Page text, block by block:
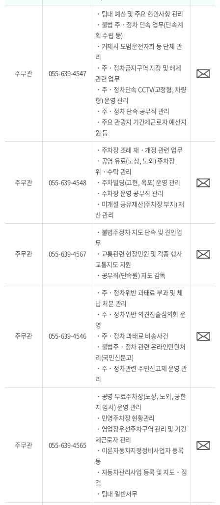
주무관 055-639-4547
・팀내 예산 및 주요 현안사항 관리
・불법 주・정차 단속 업무(단속계
획 수립 등)
・거제시 모범운전자회 등 단체 관
리
・주・정차금지구역 지정 및 해제
관련 업무
・주・정차단속 CCTV(고정형, 차량
형) 운영 관리
・주・정차 단속 공무직 관리
・주요 관광지 기간제근로자 예산지
원 등
주무관 055-639-4548
・주차장 조례 재・개정 관련 업무
・공영 유료(노상, 노외) 주차장
위・수탁 관리
・주차빌딩(고현, 옥포) 운영 관리
・주차장 운영 공무직 관리
・미개설 공유재산(주차장 부지) 재
산 관리
주무관 055-639-4567
・불법주정차 지도 단속 및 견인업
무
・교통관련 현장민원 및 각종 행사
교통지도 지원
・공무직(단속원) 지도 감독
주무관 055-639-4546
・주・정차위반 과태료 부과 및 체
납 처분 관리
・주・정차위반 의견진술심의회 운
영
・주・정차 과태료 비송사건
・불법주・정차 관련 온라인민원처
리(국민신문고)
・주・정차관련 주민신고제 운영 관
리
주무관 055-639-4565
・공영 무료주차장(노상, 노외, 공한
지 임시) 운영 관리
・민영주차장 현황관리
・영업장우선주차구역 관리 및 기간
제근로자 관리
・이륜자동차지정정비사업자 등록
등
・자동차관리사업 등록 및 지도・점
검
・팀내 일반서무